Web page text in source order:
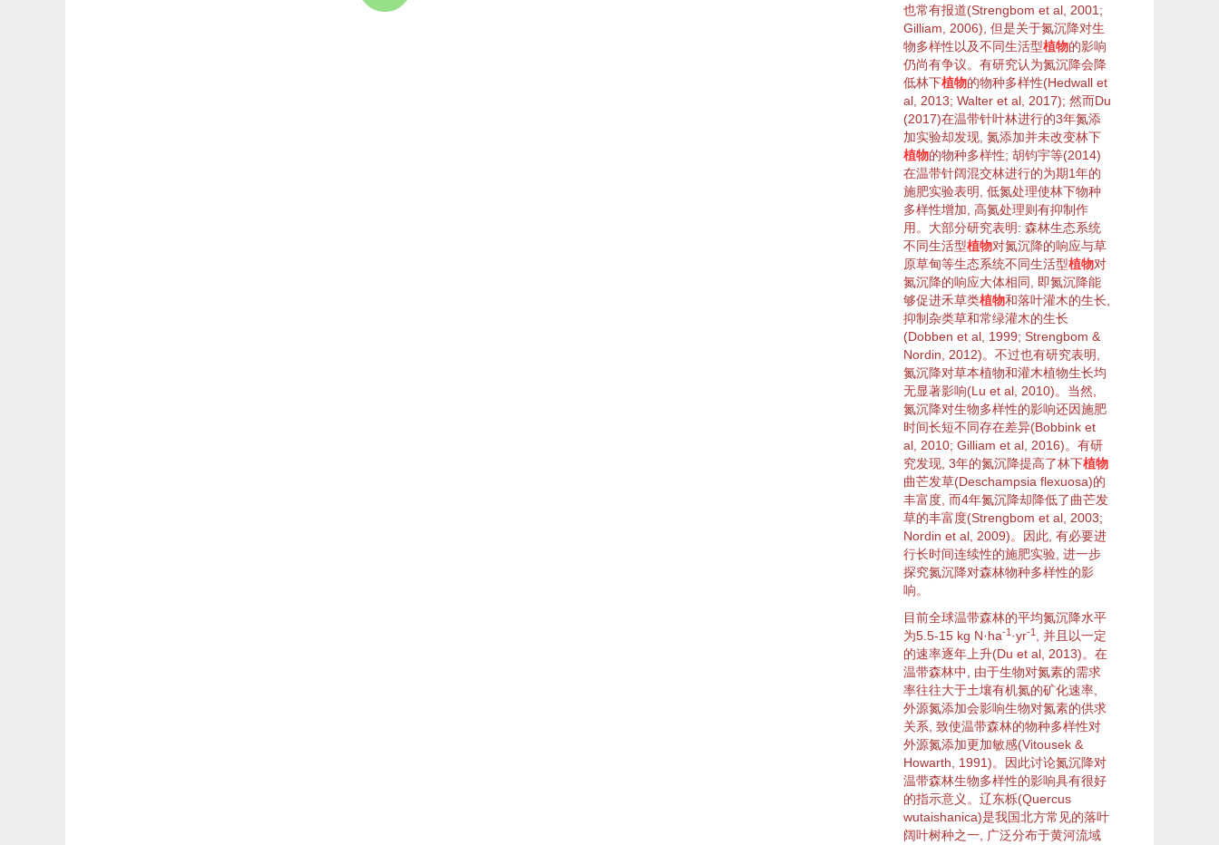
也常有报道(Strengbom et al, 2001 ;
Gilliam, 2006), 但是关于氮沉降对生
物多样性以及不同生活型植物的影响
仍尚有争议。有研究认为氮沉降会降
低林下植物的物种多样性(Hedwall et
al, 2013; Walter et al, 2017); 然而Du
(2017)在温带针叶林进行的3年氮添
加实验却发现, 氮添加并未改变林下
植物的物种多样性; 胡钧宇等(2014)
在温带针阔混交林进行的为期1年的
施肥实验表明, 低氮处理使林下物种
多样性增加, 高氮处理则有抑制作
用 。大部分研究表明: 森林生态系统
不同生活型植物对氮沉降的响应与草
原草甸等生态系统不同生活型植物对
氮沉降的响应大体相同, 即氮沉降能
够促进禾草类植物和落叶灌木的生长
抑制杂类草和常绿灌木的生长
(Dobben et al, 1999; Strengbom &
Nordin, 2012)。不过也有研究表明,
氮沉降对草本植物和灌木植物生长均
无显著影响(Lu et al, 2010)。当然,
氮沉降对生物多样性的影响还因施肥
时间长短不同存在差异(Bobbink et
al, 2010; Gilliam et al, 2016)。有研
究发现, 3年的氮沉降提高了林下植物
曲芒发草(Deschampsia flexuosa)的
丰富度, 而4年氮沉降却降低了曲芒发
草的丰富度(Strengbom et al, 2003;
Nordin et al, 2009)。因此, 有必要进
行长时间连续性的施肥实验, 进一步
探究氮沉降对森林物种多样性的影
响。
目前全球温带森林的平均氮沉降水平
为5.5-15 kg N·ha-1·yr-1, 并且以一定
的速率逐年上升(Du et al, 2013)。在
温带森林中, 由于生物对氮素的需求
率往往大于土壤有机氮的矿化速率,
外源氮添加会影响生物对氮素的供求
关系, 致使温带森林的物种多样性对
外源氮添加更加敏感(Vitousek &
Howarth, 1991)。因此讨论氮沉降对
温带森林生物多样性的影响具有很好
的指示意义。辽东栎(Quercus
wutaishanica)是我国北方常见的落叶
阔叶树种之一, 广泛分布于黄河流域